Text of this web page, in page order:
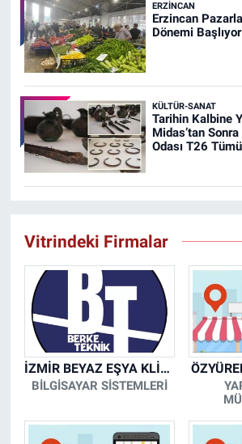
ERZINCAN
Erzincan
Dönemi Başlıyor
KÜLTÜR-SANAT
Tarihin Kalbine
Midas’tan
Odası T26
Vitrindeki Firmalar
İZMİR BEYAZ EŞYA KLİMA KOMBİ SERVİSİ
BİLGİSAYAR SİSTEMLERİ